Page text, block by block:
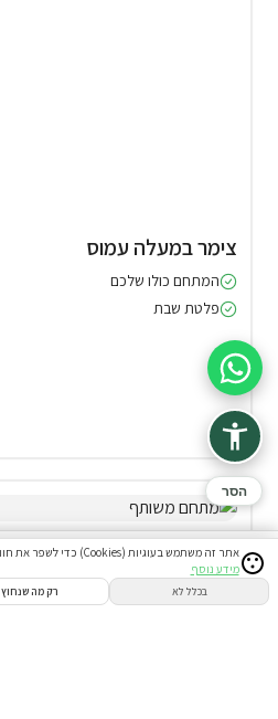
הזמנות
צימר במעלה עמוס
המתחם כולו שלכם
פלטת שבת
אתר זה משתמש בעוגיות (Cookies) כדי לשפר את חוויית הגלישה שלכם ולהציע תוכן מותאם אישי.
מידע נוסף
בכלל לא רק מה שנחוץ
סיוע בהזמנה
הסר